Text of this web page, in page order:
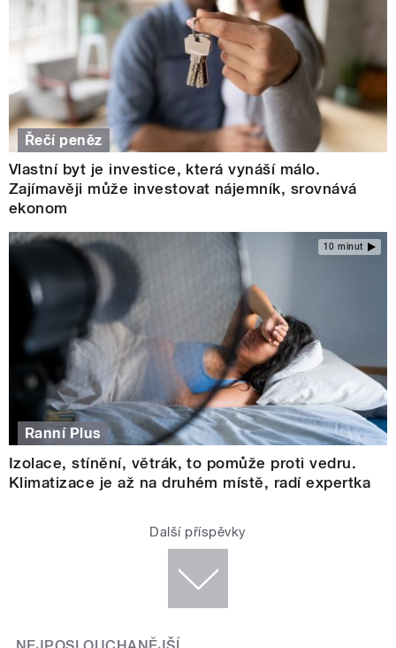
Řečí peněz
Vlastní byt je investice, která vynáší málo.
Zajímavěji může investovat nájemník, srovnává
ekonom
10 minut
Ranní Plus
Izolace, stínění, větrák, to pomůže proti vedru.
Klimatizace je až na druhém místě, radí expertka
Další příspěvky